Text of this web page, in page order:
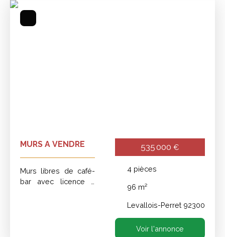
Surface min (m²)
MURS A VENDRE
Murs libres de café-
bar avec licence à
535 000 €
4 pièces
96 m²
Levallois-Perret 92300
Voir l'annonce